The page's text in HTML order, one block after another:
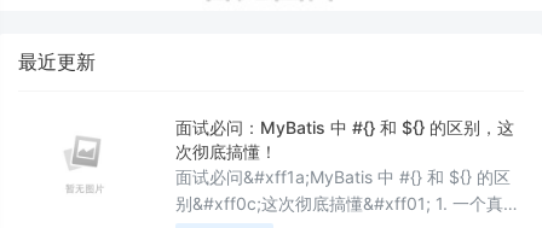
最近更新
面试必问：MyBatis 中 #{} 和 ${} 的区别，这
次彻底搞懂！
面试必问&#xff1a;MyBatis 中 #{} 和 ${} 的区
别&#xff0c;这次彻底搞懂&#xff01; 1. 一个真实